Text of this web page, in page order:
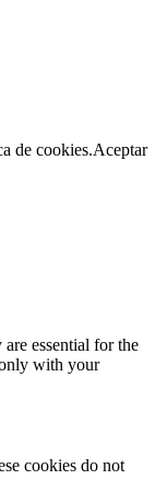
de cookies.Aceptar
essential for the
with your
cookies do not